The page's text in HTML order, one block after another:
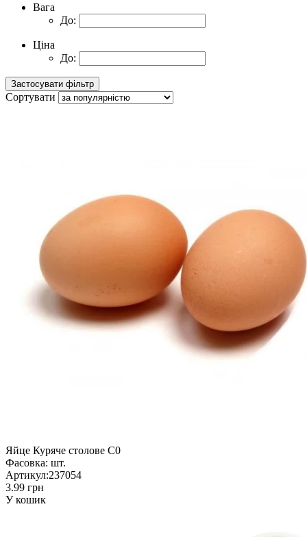
Вага
До:
Ціна
До:
Сортувати
Яйце Куряче столове С0
Фасовка: шт.
Артикул:237054
3.99 грн
У кошик